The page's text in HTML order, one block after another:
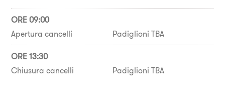
ORE 09:00
Apertura cancelli
Padiglioni TBA
ORE 13:30
Chiusura cancelli
Padiglioni TBA